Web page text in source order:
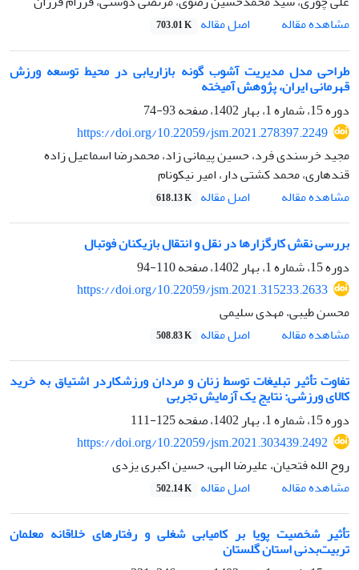
مشاهده مقاله
اصل مقاله 703.01 K
طراحی مدل مدیریت آشوب گونه بازاریابی در محیط توسعه ورزش
قهرمانی ایران، پژوهش آمیخته
دوره 15، شماره 1، بهار 1402، صفحه
93-74
https://doi.org/10.22059/jsm.2021.278397.2249
مجید خرسندی فرد، حسین پیمانی زاد، محمدرضا اسماعیل زاده
قندهاری، محمد کشتی دار، امیر نیکونام
مشاهده مقاله
اصل مقاله 618.13 K
بررسی نقش کارگزارها در نقل و انتقال بازیکنان فوتبال
دوره 15، شماره 1، بهار 1402، صفحه
110-94
https://doi.org/10.22059/jsm.2021.315233.2633
محسن طیبی، مهدی سلیمی
مشاهده مقاله
اصل مقاله 508.83 K
تفاوت تأثیر تبلیغات توسط زنان و مردان ورزشکاردر اشتیاق به خرید
کالای ورزشی: نتایج یک آزمایش تجربی
دوره 15، شماره 1، بهار 1402، صفحه
125-111
https://doi.org/10.22059/jsm.2021.303439.2492
روح الله فتحیان، علیرضا الهی، حسین اکبری یزدی
مشاهده مقاله
اصل مقاله 502.14 K
تأثیر شخصیت پویا بر کامیابی شغلی و رفتارهای خلاقانه معلمان
تربیت‌بدنی استان گلستان